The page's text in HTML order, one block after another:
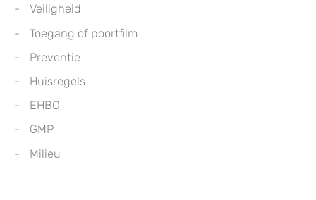
Veiligheid
Toegang of poortfilm
Preventie
Huisregels
EHBO
GMP
Milieu